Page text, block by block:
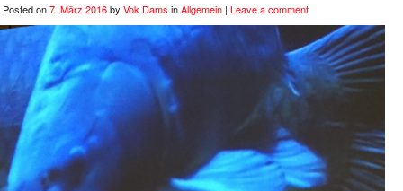
Posted on7. März 2016by Vok Dams inAllgemein | Leave a comment